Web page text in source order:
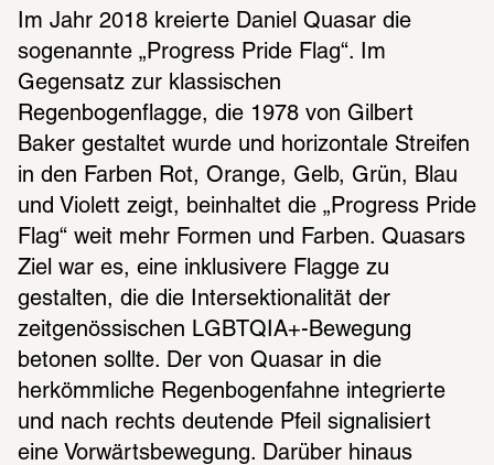
Im Jahr 2018 kreierte Daniel Quasar die
sogenannte „Progress Pride Flag“. Im
Gegensatz zur klassischen
Regenbogenflagge, die 1978 von Gilbert
Baker gestaltet wurde und horizontale Streifen
in den Farben Rot, Orange, Gelb, Grün, Blau
und Violett zeigt, beinhaltet die „Progress Pride
Flag“ weit mehr Formen und Farben. Quasars
Ziel war es, eine inklusivere Flagge zu
gestalten, die die Intersektionalität der
zeitgenössischen LGBTQIA+-Bewegung
betonen sollte. Der von Quasar in die
herkömmliche Regenbogenfahne integrierte
und nach rechts deutende Pfeil signalisiert
eine Vorwärtsbewegung. Darüber hinaus